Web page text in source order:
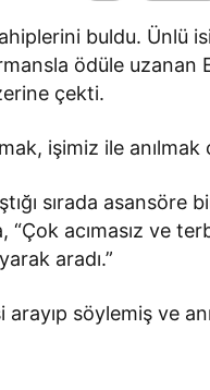
buldu. Ünlü
ödüle uzanan
çekti.
işimiz ile anılmak
sırada asansöre
“Çok acımasız ve
aradı.”
söylemiş ve